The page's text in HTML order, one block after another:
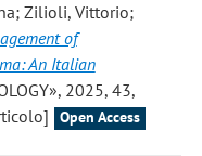
Zilioli, Vittorio;
of
An Italian
2025, 43,
Open Access